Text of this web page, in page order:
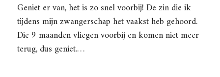
Geniet er van, het is zo snel voorbij! De zin die ik
tijdens mijn zwangerschap het vaakst heb gehoord.
Die 9 maanden vliegen voorbij en komen niet meer
terug, dus geniet.…